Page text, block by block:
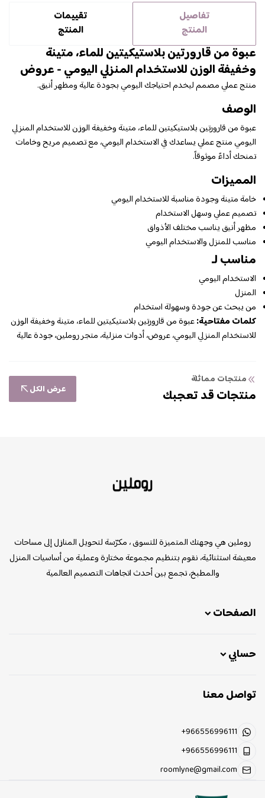
تفاصيل
المنتج
تقييمات
المنتج
عبوة من قارورتين بلاستيكيتين للماء، متينة
وخفيفة الوزن للاستخدام المنزلي اليومي - عروض
منتج عملي مصمم ليخدم احتياجك اليومي بجودة عالية ومظهر أنيق.
الوصف
عبوة من قارورتين بلاستيكيتين للماء، متينة وخفيفة الوزن للاستخدام المنزلي
اليومي منتج عملي يساعدك في الاستخدام اليومي، مع تصميم مريح وخامات
تمنحك أداءً موثوقاً.
المميزات
خامة متينة وجودة مناسبة للاستخدام اليومي
تصميم عملي وسهل الاستخدام
مظهر أنيق يناسب مختلف الأذواق
مناسب للمنزل والاستخدام اليومي
مناسب لـ
الاستخدام اليومي
المنزل
من يبحث عن جودة وسهولة استخدام
كلمات مفتاحية:عبوة من قارورتين بلاستيكيتين للماء، متينة وخفيفة الوزن
للاستخدام المنزلي اليومي، عروض، أدوات منزلية، متجر روملين، جودة عالية
منتجات مماثلة
منتجات قد تعجبك عرض الكل
روملين هي وجهتك المتميزة للتسوق ، مكرّسة لتحويل المنازل إلى مساحات
معيشة استثنائية، نقوم بتنظيم مجموعة مختارة وعملية من أساسيات المنزل
والمطبخ، تجمع بين أحدث اتجاهات التصميم العالمية
الصفحات
حسابي
تواصل معنا
+966556996111
+966556996111
roomlyne@gmail.com